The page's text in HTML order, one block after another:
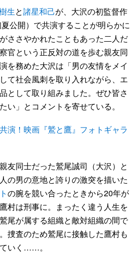
生と諸星和己が、大沢の初監督作
夏公開）で共演することが明らかに
ささやかれたこともあった二人だ
官という正反対の道を歩む親友同
を務めた大沢は「男の友情をメイ
て社会風刺を取り入れながら、エ
として取り組みました。ぜひ皆さ
い」とコメントを寄せている。
演！映画『鷲と鷹』フォトギャラ
友同士だった鷲尾誠司（大沢）と
の男の意地と誇りの激突を描いた
の腕を競い合ったときから20年が
村は刑事に。まったく違う人生を
尾が属する組織と敵対組織の間で
捜査のため鷲尾に接触した鷹村も
いく……。